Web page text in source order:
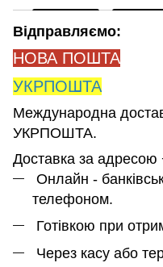
Відправляємо:
НОВА ПОШТА
УКРПОШТА
Международна
УКРПОШТА.
Доставка за адресою
Онлайн -
телефоном.
Готівкою при
Через касу або